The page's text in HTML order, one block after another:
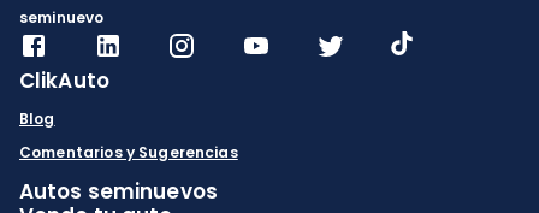
seminuevo
ClikAuto
Blog
Comentarios y Sugerencias
Autos seminuevos